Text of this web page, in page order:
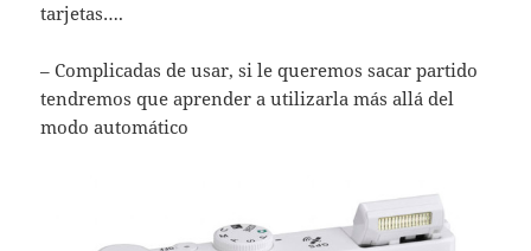
tarjetas….
– Complicadas de usar, si le queremos sacar partido
tendremos que aprender a utilizarla más allá del
modo automático